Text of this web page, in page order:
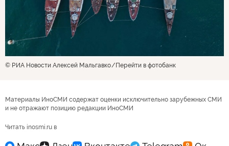
© РИА Новости Алексей Мальгавко Перейти в фотобанк
Материалы ИноСМИ содержат оценки исключительно зарубежных СМИ
и не отражают позицию редакции ИноСМИ
Читать inosmi.ru в